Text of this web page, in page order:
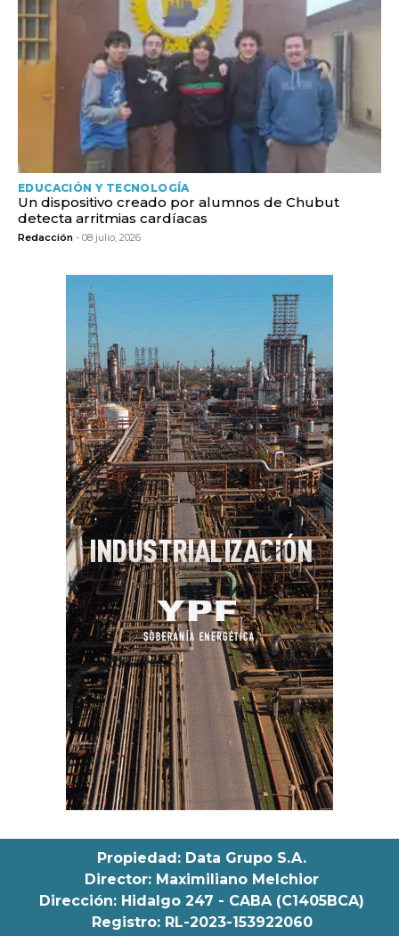
EDUCACIÓN Y TECNOLOGÍA
Un dispositivo creado por alumnos de Chubut
detecta arritmias cardíacas
Redacción - 08 julio, 2026
Propiedad: Data Grupo S.A.
Director: Maximiliano Melchior
Dirección: Hidalgo 247 - CABA (C1405BCA)
Registro: RL-2023-153922060